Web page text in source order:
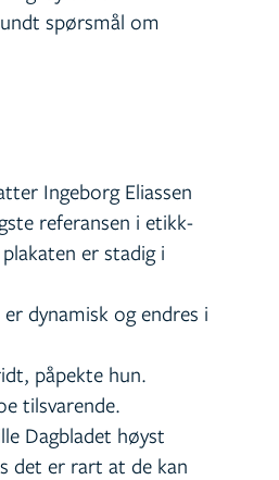
spørsmål om
Ingeborg Eliassen
referansen i etikk-
er stadig i
dynamisk og endres i
påpekte hun.
tilsvarende.
Dagbladet høyst
det er rart at de kan